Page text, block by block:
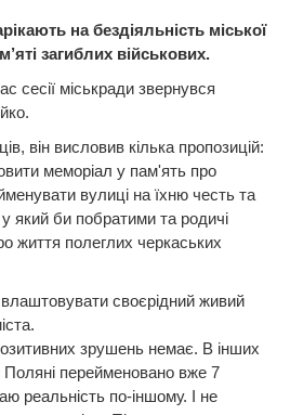
на бездіяльність міської
загиблих військових.
сесії міськради звернувся
він висловив кілька пропозицій:
меморіал у пам'ять про
вулиці на їхню честь та
який би побратими та родичі
життя полеглих черкаських
влаштовувати своєрідний живий
зрушень немає. В інших
Поляні перейменовано вже 7
реальність по-іншому. І не